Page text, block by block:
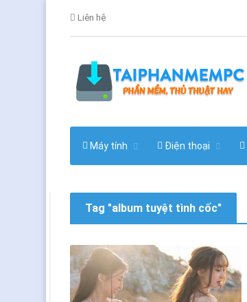
Liên hệ
Máy tính Điện thoại
Tag "album tuyệt tình cốc"